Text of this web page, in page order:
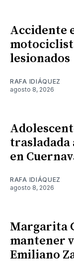
Accidente
lesionados
RAFA IDIÁQUEZ
agosto 8, 2026
trasladada
en
RAFA IDIÁQUEZ
agosto 8, 2026
Margarita
mantener
Emiliano